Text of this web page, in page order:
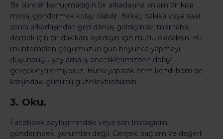
Bir süredir konuşmadığın bir arkadaşına anlam bir kısa
mesaj göndermek kolay olabilir. Birkaç dakika veya saat
sonra arkadaşından geri dönüş geldiğinde, merhaba
demek için bir dakikanı ayırdığın için mutlu olacaksın. Bu
muhtemelen çoğumuzun gün boyunca yapmayı
düşündüğü şey ama iş önceliklerimizden dolayı
gerçekleştiremiyoruz. Bunu yaparak hem kendi hem de
karşındaki gününü güzelleştirebilirsin.
3. Oku.
Facebook paylaşımındaki veya son Instagram
gönderindeki yorumları değil. Gerçek, sağlam ve değerli